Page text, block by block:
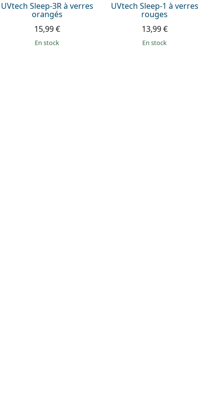
UVtech Sleep-3R à verres
orangés
15,99 €
en stock
UVtech Sleep-1 à verres
rouges
13,99 €
en stock